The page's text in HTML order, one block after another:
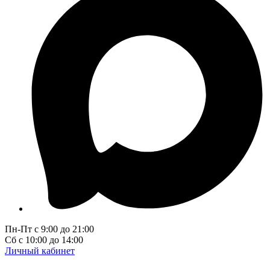
Пн-Пт с 9:00 до 21:00
Сб с 10:00 до 14:00
Личный кабинет